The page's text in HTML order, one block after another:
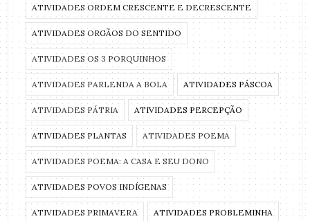
ATIVIDADES ORDEM CRESCENTE E DECRESCENTE
ATIVIDADES ORGÃOS DO SENTIDO
ATIVIDADES OS 3 PORQUINHOS
ATIVIDADES PARLENDA A BOLA ATIVIDADES PÁSCOA
ATIVIDADES PÁTRIA ATIVIDADES PERCEPÇÃO
ATIVIDADES PLANTAS ATIVIDADES POEMA
ATIVIDADES POEMA: A CASA E SEU DONO
ATIVIDADES POVOS INDÍGENAS
ATIVIDADES PRIMAVERA ATIVIDADES PROBLEMINHA